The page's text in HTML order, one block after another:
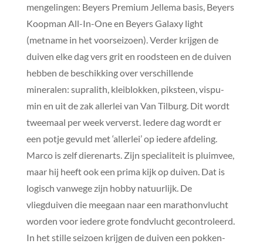
mengelingen: Beyers Premium Jellema basis, Beyers
Koopman All-In-One en Beyers Galaxy light
(metname in het voorseizoen). Verder krijgen de
duiven elke dag vers grit en roodsteen en de duiven
hebben de beschikking over verschillende
mineralen: supralith, kleiblokken, piksteen, vispu-
min en uit de zak allerlei van Van Tilburg. Dit wordt
tweemaal per week ververst. Iedere dag wordt er
een potje gevuld met ‘allerlei’ op iedere afdeling.
Marco is zelf dierenarts. Zijn specialiteit is pluimvee,
maar hij heeft ook een prima kijk op duiven. Dat is
logisch vanwege zijn hobby natuurlijk. De
vliegduiven die meegaan naar een marathonvlucht
worden voor iedere grote fondvlucht gecontroleerd.
In het stille seizoen krijgen de duiven een pokken-